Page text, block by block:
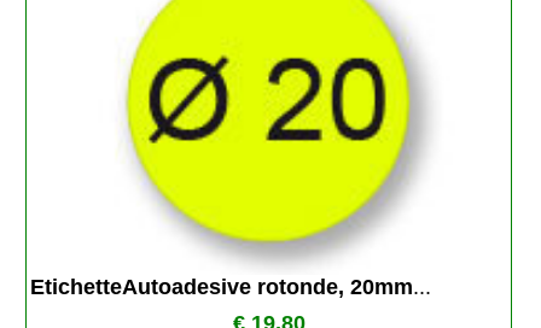
EtichetteAutoadesive rotonde, 20mm...